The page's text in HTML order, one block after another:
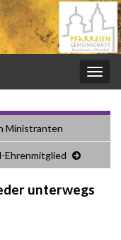
Ministranten
Ehrenmitglied
unterwegs